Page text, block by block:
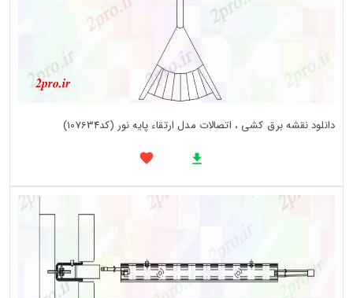
دانلود نقشه برق کشی ، اتصالات مدل ارتقاء پایه نور (کد107634)